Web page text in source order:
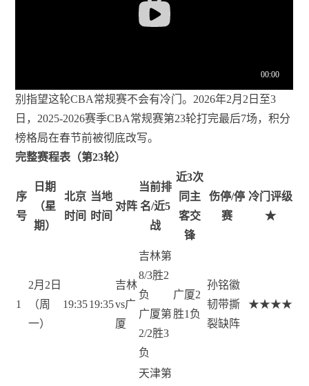
别指望这轮CBA常规赛不会有冷门。2026年2月2日至3
日，2025-2026赛季CBA常规赛第23轮打完最后7场，积分
榜格局在春节前被彻底改写。
完整赛程表（第23轮）
序
号
日期
（星
期）
北京
时间
当地
时间
对阵
当前排
名/近5
战
近3次
同主
客交
锋
伤停/停
赛
冷门评级
★
1
2月2日
（周
一）
19:3519:35
吉林
vs广
厦
吉林第
8/3胜2
负
广厦第
2/2胜3
负
广厦2
胜1负
孙铭徽
韧带撕
裂缺阵
★★★★
天津第